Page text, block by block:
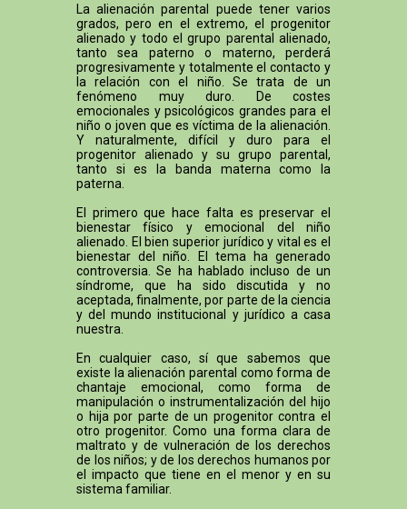
La alienación parental puede tener varios
grados, pero en el extremo, el progenitor
alienado y todo el grupo parental alienado,
tanto sea paterno o materno, perderá
progresivamente y totalmente el contacto y
la relación con el niño. Se trata de un
fenómeno muy duro. De costes
emocionales y psicológicos grandes para el
niño o joven que es víctima de la alienación.
Y naturalmente, difícil y duro para el
progenitor alienado y su grupo parental,
tanto si es la banda materna como la
paterna.
El primero que hace falta es preservar el
bienestar físico y emocional del niño
alienado. El bien superior jurídico y vital es el
bienestar del niño. El tema ha generado
controversia. Se ha hablado incluso de un
síndrome, que ha sido discutida y no
aceptada, finalmente, por parte de la ciencia
y del mundo institucional y jurídico a casa
nuestra.
En cualquier caso, sí que sabemos que
existe la alienación parental como forma de
chantaje emocional, como forma de
manipulación o instrumentalización del hijo
o hija por parte de un progenitor contra el
otro progenitor. Como una forma clara de
maltrato y de vulneración de los derechos
de los niños; y de los derechos humanos por
el impacto que tiene en el menor y en su
sistema familiar.